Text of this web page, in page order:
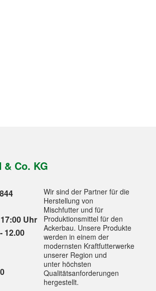
& Co. KG
Uhr
12.00
Wir sind der Partner für die
Herstellung von
Mischfutter und für
Produktionsmittel für den
Ackerbau. Unsere Produkte
werden in einem der
modernsten Kraftfutterwerke
unserer Region und
unter höchsten
Qualitätsanforderungen
hergestellt.